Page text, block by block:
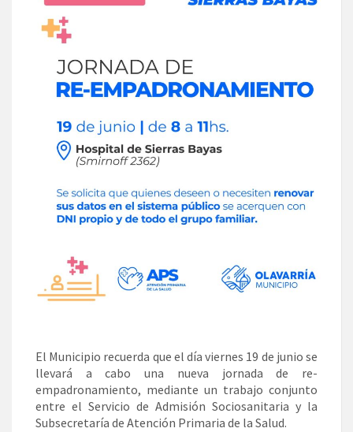
El Municipio recuerda que el día viernes 19 de junio se
llevará a cabo una nueva jornada de re-
empadronamiento, mediante un trabajo conjunto
entre el Servicio de Admisión Sociosanitaria y la
Subsecretaría de Atención Primaria de la Salud.